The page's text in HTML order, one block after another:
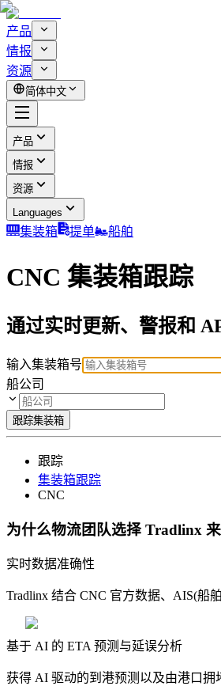
产品
情报
资源
简体中文
产品
情报
资源
Languages
集装箱 提单 船舶
CNC 集装箱跟踪
通过实时更新、警报和
输入集装箱号
船公司
跟踪集装箱
跟踪
集装箱跟踪
CNC
为什么物流团队选择 Tradlinx
实时数据准确性
Tradlinx 结合 CNC 官方数据、AIS(船
基于 AI 的 ETA 预测与延误分析
获得 AI 驱动的到港预测以及由港口拥